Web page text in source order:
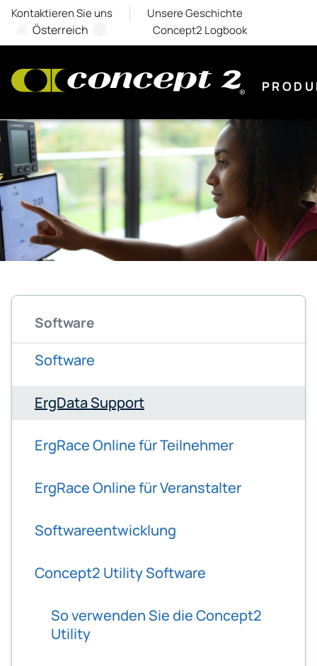
Kontaktieren Sie uns Unsere Geschichte
Österreich Concept2 Logbook
Software
Software
ErgData Support
ErgRace Online für Teilnehmer
ErgRace Online für Veranstalter
Softwareentwicklung
Concept2 Utility Software
So verwenden Sie die Concept2
Utility